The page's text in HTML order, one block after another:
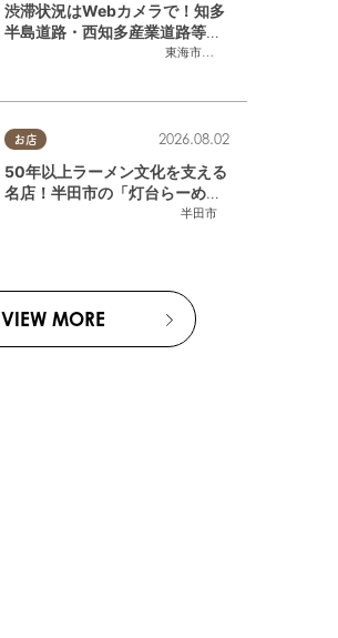
東海市
,大府市
渋滞状況はWebカメラで！知多
半島道路・西知多産業道路等の
お店
半田市
2026.08.02
50年以上ラーメン文化を支える
名店！半田市の「灯台らーめん
半田店」へ【熱血ラーメン伝 8
VIEW MORE